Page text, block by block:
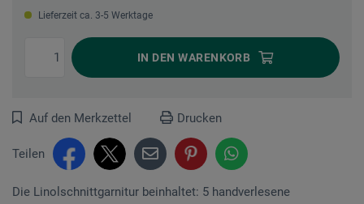
Lieferzeit ca. 3-5 Werktage
IN DEN WARENKORB
Auf den Merkzettel Drucken
Teilen
Die Linolschnittgarnitur beinhaltet: 5 handverlesene